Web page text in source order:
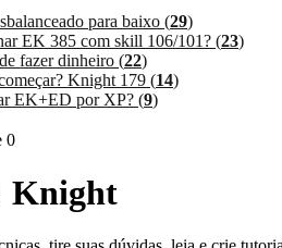
para baixo (29)
EK 385 com skill 106/101? (23)
fazer dinheiro (22)
Knight 179 (14)
EK+ED por XP? (9)
0
Knight